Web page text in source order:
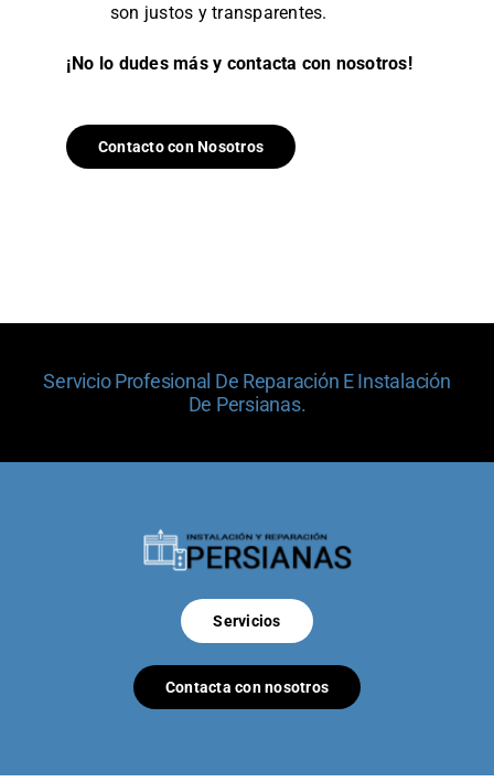
son justos y transparentes.
¡No lo dudes más y contacta con nosotros!
Contacto con Nosotros
Servicio Profesional De Reparación E Instalación
De Persianas.
Servicios
Contacta con nosotros